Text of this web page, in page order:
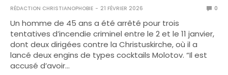
RÉDACTION CHRISTIANOPHOBIE 21 FÉVRIER 2026 0
Un homme de 45 ans a été arrêté pour trois
tentatives d’incendie criminel entre le 2 et le 11 janvier,
dont deux dirigées contre la Christuskirche, où il a
lancé deux engins de types cocktails Molotov. “Il est
accusé d’avoir…